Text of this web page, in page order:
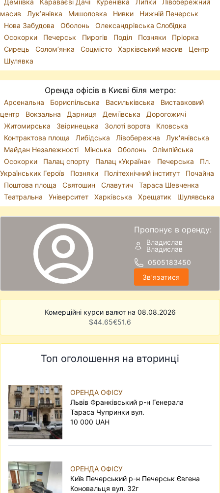
масив
Лук’янівка Мишоловка Нивки
Нижній Печерськ
Нова Забудова
Оболонь
Олександрівська Слобідка
Осокорки
Печерськ Пирогів Поділ Позняки
Пріорка
Сирець
Солом’янка Соцмісто Харківський масив
Центр
Шулявка
Оренда офісів в Києві біля метро:
Арсенальна Бориспільська Васильківська
Виставковий
центр
Вокзальна Дарниця Деміївська
Дорогожичі
Житомирська
Звіринецька Золоті ворота
Кловська
Контрактова площа
Либідська Лівобережна
Лук'янівська
Майдан Незалежності
Мінська Оболонь
Олімпійська
Осокорки
Палац спорту Палац «Україна» Печерська
Пл.
Українських Героїв
Позняки Політехнічний інститут
Почайна
Поштова площа
Святошин Славутич
Тараса Шевченка
Театральна
Університет Харківська Хрещатик Шулявська
Пропонує в оренду:
Владислав
Владислав
0505183450
Звʼязатися
Комерційні курси валют на 08.08.2026
$44.65€51.6
Топ оголошення на вторинці
ОРЕНДА ОФІСУ
Львів Франківський р-н Генерала
Тараса Чупринки вул.
10 000 UAH
ОРЕНДА ОФІСУ
Київ Печерський р-н Печерськ Євгена
Коновальця вул. 32г